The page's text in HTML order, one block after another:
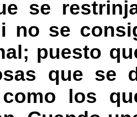
se
no se
puesto
que se
los